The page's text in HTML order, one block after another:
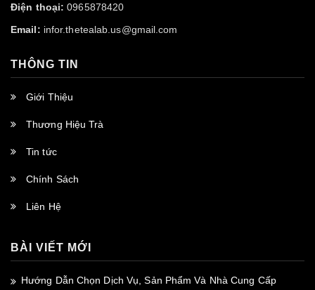
Điện thoại: 0965878420
Email: infor.thetealab.us@gmail.com
THÔNG TIN
Giới Thiệu
Thương Hiệu Trà
Tin tức
Chính Sách
Liên Hệ
BÀI VIẾT MỚI
Hướng Dẫn Chọn Dịch Vụ, Sản Phẩm Và Nhà Cung Cấp